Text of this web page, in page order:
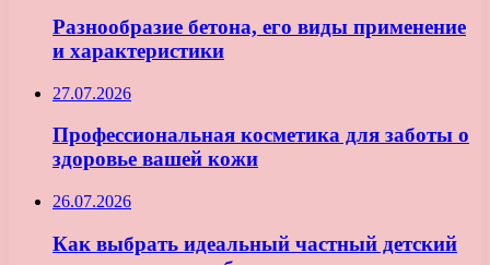
Разнообразие бетона, его виды применение
и характеристики
27.07.2026
Профессиональная косметика для заботы о
здоровье вашей кожи
26.07.2026
Как выбрать идеальный частный детский